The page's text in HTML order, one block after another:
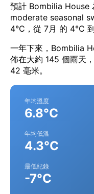
預計 Bombilia
moderate seasonal
4°C，從 7月 的 4°C
一年下來，Bombilia
佈在大約 145 個雨天
42 毫米。
年均溫度
6.8°C
年均低溫
4.3°C
最低紀錄
-7°C